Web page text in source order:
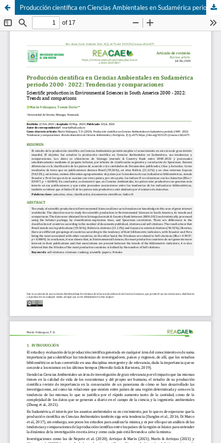
Producción científica en Ciencias Ambientales en Sudamérica periodo 2000 - 2022: Tendencias y comparaciones